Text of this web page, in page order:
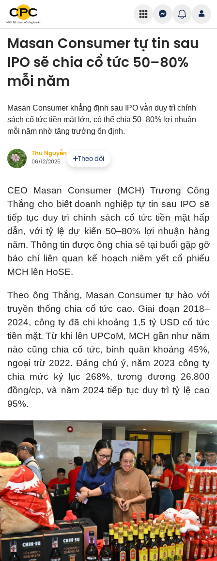
Masan Consumer tự tin sau
IPO sẽ chia cổ tức 50–80%
mỗi năm
Masan Consumer khẳng định sau IPO vẫn duy trì chính
sách cổ tức tiền mặt lớn, có thể chia 50–80% lợi nhuận
mỗi năm nhờ tăng trưởng ổn định.
Thu Nguyễn
06/12/2025 Theo dõi
CEO Masan Consumer (MCH) Trương Công
Thắng cho biết doanh nghiệp tự tin sau IPO sẽ
tiếp tục duy trì chính sách cổ tức tiền mặt hấp
dẫn, với tỷ lệ dự kiến 50–80% lợi nhuận hàng
năm. Thông tin được ông chia sẻ tại buổi gặp gỡ
báo chí liên quan kế hoạch niêm yết cổ phiếu
MCH lên HoSE.
Theo ông Thắng, Masan Consumer tự hào với
truyền thống chia cổ tức cao. Giai đoạn 2018–
2024, công ty đã chi khoảng 1,5 tỷ USD cổ tức
tiền mặt. Từ khi lên UPCoM, MCH gần như năm
nào cũng chia cổ tức, bình quân khoảng 45%,
ngoại trừ 2022. Đáng chú ý, năm 2023 công ty
chia mức kỷ lục 268%, tương đương 26.800
đồng/cp, và năm 2024 tiếp tục duy trì tỷ lệ cao
95%.